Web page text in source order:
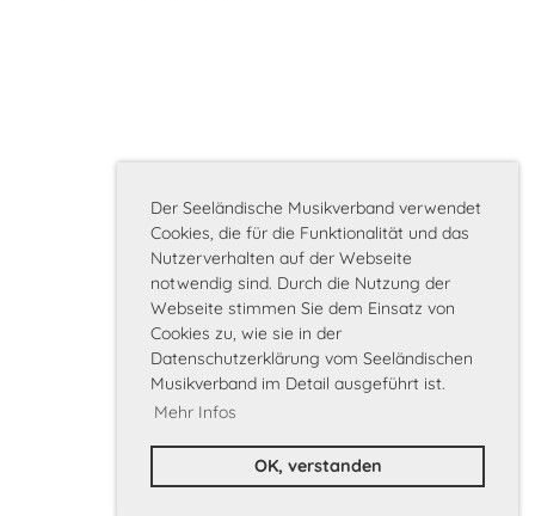
Der Seeländische Musikverband verwendet
Cookies, die für die Funktionalität und das
Nutzerverhalten auf der Webseite
notwendig sind. Durch die Nutzung der
Webseite stimmen Sie dem Einsatz von
Cookies zu, wie sie in der
Datenschutzerklärung vom Seeländischen
Musikverband im Detail ausgeführt ist.
Mehr Infos
OK, verstanden